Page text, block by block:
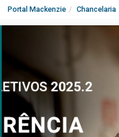
Portal Mackenzie Chancelaria